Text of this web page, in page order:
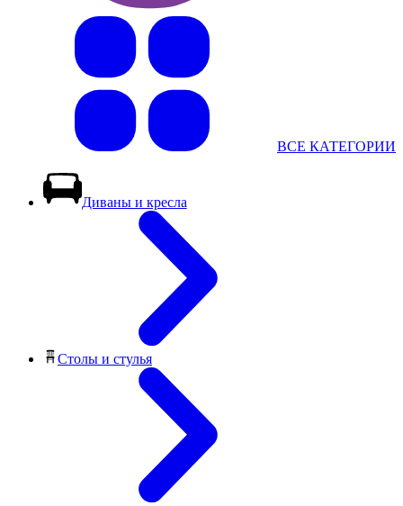
ВСЕ КАТЕГОРИИ
Диваны и кресла
Столы и стулья